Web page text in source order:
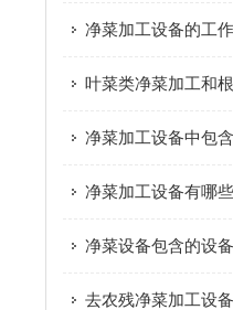
净菜加工设备的工
净菜加工设备有哪
净菜设备包含的设
去农残净菜加工设备